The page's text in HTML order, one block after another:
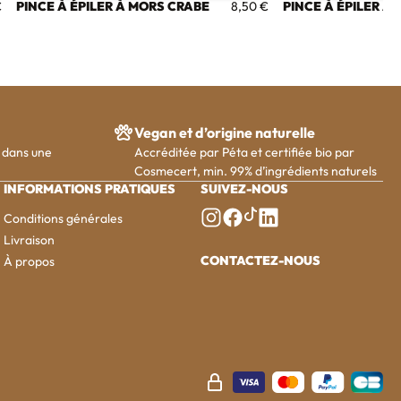
PINCE À ÉPILER À MORS CRABE 8,50 € PINCE À ÉPILER À
une
Vegan et d’origine naturelle
Accréditée par Péta et certifiée bio par
Cosmecert, min. 99% d’ingrédients naturels
INFORMATIONS PRATIQUES
Conditions générales
Livraison
À propos
SUIVEZ-NOUS
tiktok (ouverture dans
CONTACTEZ-NOUS